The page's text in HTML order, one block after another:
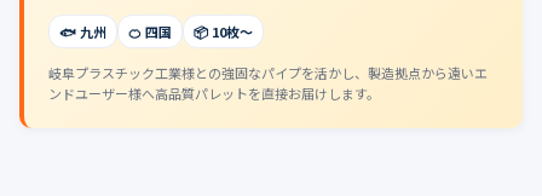
🐟 九州 🍊 四国 📦 10枚〜
岐阜プラスチック工業様との強固なパイプを活かし、製造拠点から遠いエ
ンドユーザー様へ高品質パレットを直接お届けします。